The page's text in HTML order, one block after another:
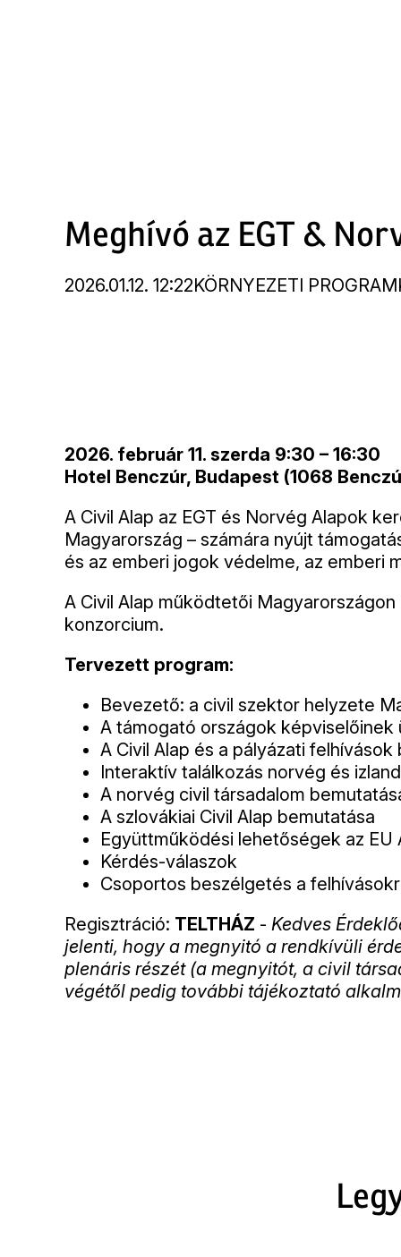
Meghívó az EGT &
2026.01.12. 12:22TÉMÁK
KÖRNYEZETI PROGRAM
Tartalom
2026. február 11. szerda 9:30 – 16:30
Hotel Benczúr, Budapest (1068
A Civil Alap az EGT és Norvég Alapok
Magyarország – számára nyújt
és az emberi jogok védelme, az emberi
A Civil Alap működtetői
konzorcium.
Tervezett program:
Bevezető: a civil szektor helyzete
A támogató országok
A Civil Alap és a pályázati
Interaktív találkozás norvég és
A norvég civil társadalom
A szlovákiai Civil Alap bemutatása
Együttműködési lehetőségek az
Kérdés-válaszok
Csoportos beszélgetés a
Regisztráció: TELTHÁZ - Kedves
jelenti, hogy a megnyitó a rendkívüli
plenáris részét (a megnyitót, a civil
végétől pedig további tájékoztató